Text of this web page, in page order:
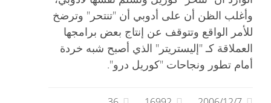
وأغلب الظن أن على أدوبي أن "تنتحر" وترضخ
للأمر الواقع وتتوقف عن إنتاج بعض برامجها
العملاقة كـ "إليستريتر" الذي أصبح شبه خردة
أمام تطور ونجاحات "كوريل درو".